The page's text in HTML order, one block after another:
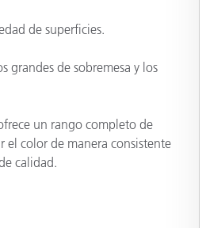
de superficies.
grandes de sobremesa y los
un rango completo de
color de manera consistente
calidad.